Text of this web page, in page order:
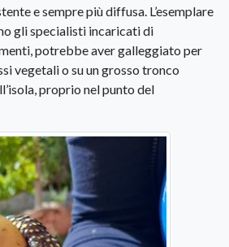
e sempre più diffusa. L’esemplare
gli specialisti incaricati di
potrebbe aver galleggiato per
vegetali o su un grosso tronco
proprio nel punto del